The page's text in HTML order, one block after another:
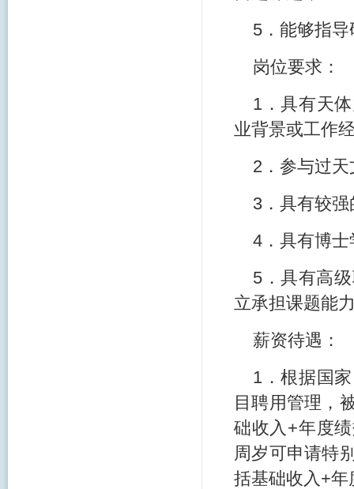
5．能够指
岗位要求：
1．具有天
业背景或工作
2．参与过
3．具有较
4．具有博
5．具有高
立承担课题能
薪资待遇：
1．根据国
目聘用管理，
础收入+年度
周岁可申请特
括基础收入+